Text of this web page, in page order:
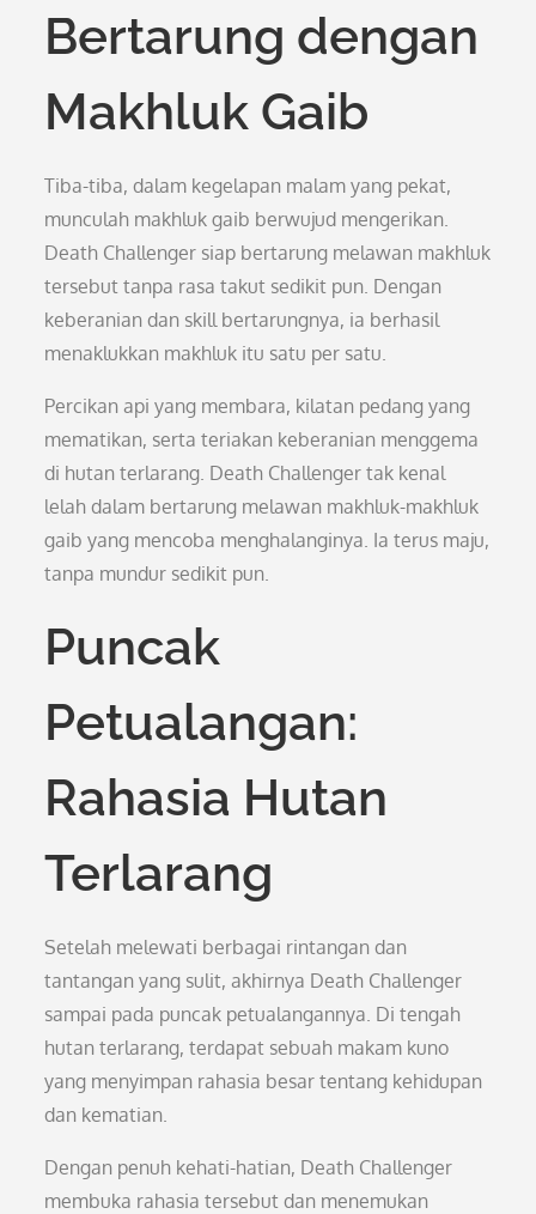
Bertarung dengan
Makhluk Gaib
Tiba-tiba, dalam kegelapan malam yang pekat,
munculah makhluk gaib berwujud mengerikan.
Death Challenger siap bertarung melawan makhluk
tersebut tanpa rasa takut sedikit pun. Dengan
keberanian dan skill bertarungnya, ia berhasil
menaklukkan makhluk itu satu per satu.
Percikan api yang membara, kilatan pedang yang
mematikan, serta teriakan keberanian menggema
di hutan terlarang. Death Challenger tak kenal
lelah dalam bertarung melawan makhluk-makhluk
gaib yang mencoba menghalanginya. Ia terus maju,
tanpa mundur sedikit pun.
Puncak
Petualangan:
Rahasia Hutan
Terlarang
Setelah melewati berbagai rintangan dan
tantangan yang sulit, akhirnya Death Challenger
sampai pada puncak petualangannya. Di tengah
hutan terlarang, terdapat sebuah makam kuno
yang menyimpan rahasia besar tentang kehidupan
dan kematian.
Dengan penuh kehati-hatian, Death Challenger
membuka rahasia tersebut dan menemukan